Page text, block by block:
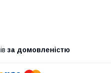
за домовленістю